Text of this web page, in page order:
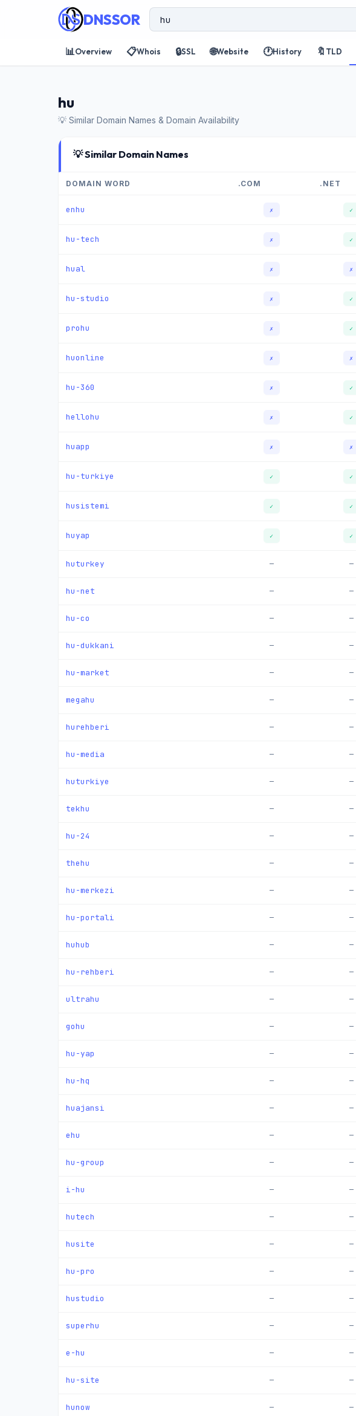
DNSSOR
📊Overview 📋Whois 🔒SSL 🌐Website 🕐History 🔖 TLD
hu
💡 Similar Domain Names & Domain Availability
💡 Similar Domain Names
DOMAIN WORD .COM .NET
enhu ✗ ✓
hu-tech ✗ ✓
hual ✗ ✗
hu-studio ✗ ✓
prohu ✗ ✓
huonline ✗ ✗
hu-360 ✗ ✓
hellohu ✗ ✓
huapp ✗ ✗
hu-turkiye ✓ ✓
husistemi ✓ ✓
huyap ✓ ✓
huturkey — —
hu-net — —
hu-co — —
hu-dukkani — —
hu-market — —
megahu — —
hurehberi — —
hu-media — —
huturkiye — —
tekhu — —
hu-24 — —
thehu — —
hu-merkezi — —
hu-portali — —
huhub — —
hu-rehberi — —
ultrahu — —
gohu — —
hu-yap — —
hu-hq — —
huajansi — —
ehu — —
hu-group — —
i-hu — —
hutech — —
husite — —
hu-pro — —
hustudio — —
superhu — —
e-hu — —
hu-site — —
hunow — —